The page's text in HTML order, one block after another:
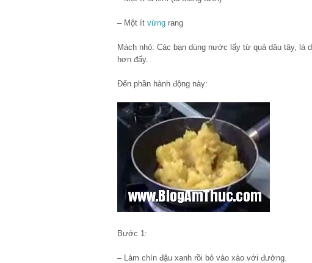
– Một ít vừng rang
Mách nhỏ: Các bạn dùng nước lấy từ quả dâu tây, lá
hơn đấy.
Đến phần hành động này:
Bước 1:
– Làm chín đậu xanh rồi bỏ vào xào với đường.